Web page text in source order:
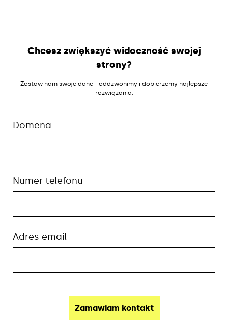
Chcesz zwiększyć widoczność swojej
strony?
Zostaw nam swoje dane - oddzwonimy i dobierzemy najlepsze
rozwiązania.
Domena
Numer telefonu
Adres email